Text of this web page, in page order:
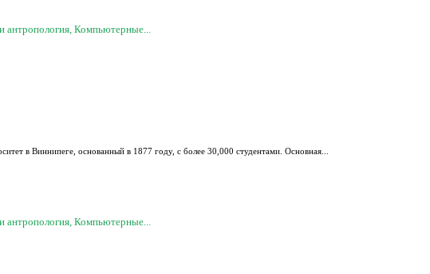
Компьютерные...
в Виннипеге, основанный в 1877 году, с более 30,000 студентами. Основная...
Компьютерные...